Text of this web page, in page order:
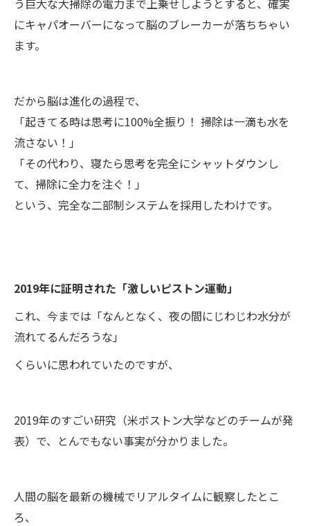
にキャパオーバーになって脳のブレーカーが落ちちゃい
ます。
だから脳は進化の過程で、
「起きてる時は思考に100%全振り！ 掃除は一滴も水を
流さない！」
「その代わり、寝たら思考を完全にシャットダウンし
て、掃除に全力を注ぐ！」
という、完全な二部制システムを採用したわけです。
2019年に証明された「激しいピストン運動」
これ、今までは「なんとなく、夜の間にじわじわ水分が
流れてるんだろうな」
くらいに思われていたのですが、
2019年のすごい研究（米ボストン大学などのチームが発
表）で、とんでもない事実が分かりました。
人間の脳を最新の機械でリアルタイムに観察したとこ
ろ、